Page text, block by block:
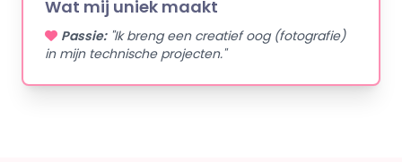
Wat mij uniek maakt
Passie:"Ik breng een creatief oog (fotografie)
in mijn technische projecten."